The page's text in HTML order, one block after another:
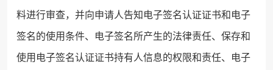
料进行审查，并向申请人告知电子签名认证证书和电子
签名的使用条件、电子签名所产生的法律责任、保存和
使用电子签名认证证书持有人信息的权限和责任、电子